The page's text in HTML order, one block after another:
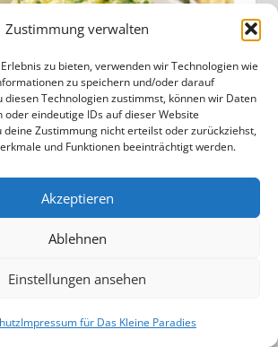
Zustimmung verwalten
zu bieten, verwenden wir Technologien wie
zu speichern und/oder darauf
diesen Technologien zustimmst, können wir Daten
oder eindeutige IDs auf dieser Website
deine Zustimmung nicht erteilst oder zurückziehst,
und Funktionen beeinträchtigt werden.
Akzeptieren
Ablehnen
Einstellungen ansehen
Impressum für Das Kleine Paradies
Eiersalat mit frischen